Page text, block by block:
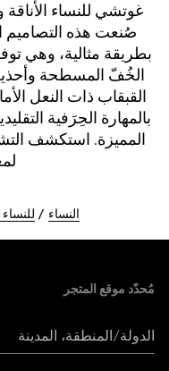
غوتشي للنساء الأناقة
صُنعت هذه التصاميم
بطريقة مثالية، وهي
الخُفّ المسطحة
القبقاب ذات النعل
بالمهارة الحِرَفية
المميزة. استكشف
النساء
مُحدّد موقع المتجر
الدولة/المنطقة، المدينة